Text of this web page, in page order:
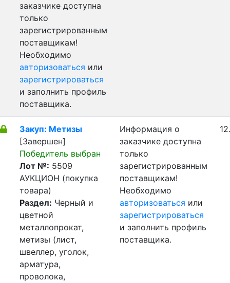
заказчике доступна
только
зарегистрированным
поставщикам!
Необходимо
авторизоваться или
зарегистрироваться
и заполнить профиль
поставщика.
Закуп: Метизы
[Завершен]
Победитель выбран
Лот №: 5509
АУКЦИОН (покупка
товара)
Раздел: Черный и
цветной
металлопрокат,
метизы (лист,
швеллер, уголок,
арматура,
проволока,
Информация о
заказчике доступна
только
зарегистрированным
поставщикам!
Необходимо
авторизоваться или
зарегистрироваться
и заполнить профиль
поставщика.